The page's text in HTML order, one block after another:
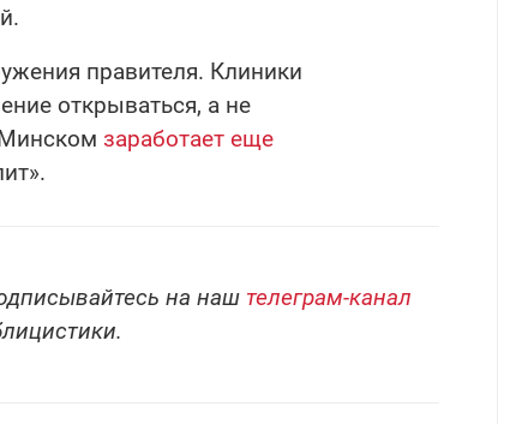
правителя. Клиники
открываться, а не
Минском заработает еще
на наш телеграм-канал